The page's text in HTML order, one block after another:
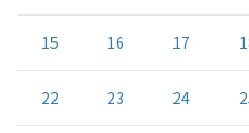
15 16 17
22 23 24